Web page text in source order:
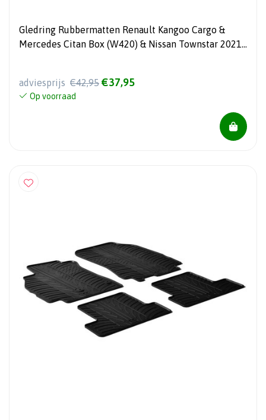
Gledring Rubbermatten Renault Kangoo Cargo &
Mercedes Citan Box (W420) & Nissan Townstar 2021-
adviesprijs €42,95 €37,95
Op voorraad